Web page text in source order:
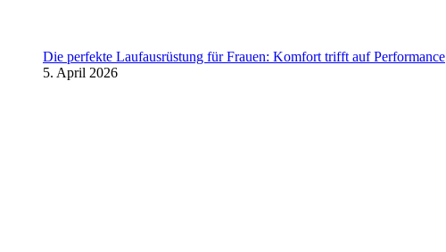
Die perfekte Laufausrüstung für Frauen: Komfort trifft auf Performance
5. April 2026